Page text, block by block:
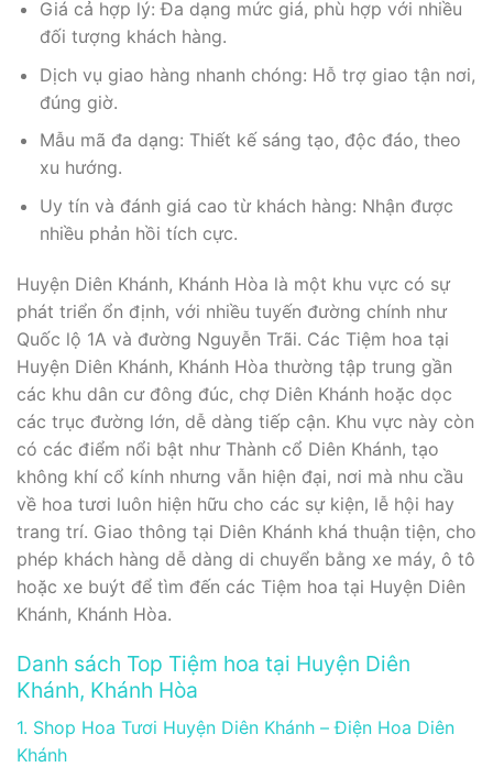
Giá cả hợp lý: Đa dạng mức giá, phù hợp với nhiều
đối tượng khách hàng.
Dịch vụ giao hàng nhanh chóng: Hỗ trợ giao tận nơi,
đúng giờ.
Mẫu mã đa dạng: Thiết kế sáng tạo, độc đáo, theo
xu hướng.
Uy tín và đánh giá cao từ khách hàng: Nhận được
nhiều phản hồi tích cực.
Huyện Diên Khánh, Khánh Hòa là một khu vực có sự
phát triển ổn định, với nhiều tuyến đường chính như
Quốc lộ 1A và đường Nguyễn Trãi. Các Tiệm hoa tại
Huyện Diên Khánh, Khánh Hòa thường tập trung gần
các khu dân cư đông đúc, chợ Diên Khánh hoặc dọc
các trục đường lớn, dễ dàng tiếp cận. Khu vực này còn
có các điểm nổi bật như Thành cổ Diên Khánh, tạo
không khí cổ kính nhưng vẫn hiện đại, nơi mà nhu cầu
về hoa tươi luôn hiện hữu cho các sự kiện, lễ hội hay
trang trí. Giao thông tại Diên Khánh khá thuận tiện, cho
phép khách hàng dễ dàng di chuyển bằng xe máy, ô tô
hoặc xe buýt để tìm đến các Tiệm hoa tại Huyện Diên
Khánh, Khánh Hòa.
Danh sách Top Tiệm hoa tại Huyện Diên
Khánh, Khánh Hòa
1. Shop Hoa Tươi Huyện Diên Khánh – Điện Hoa Diên
Khánh